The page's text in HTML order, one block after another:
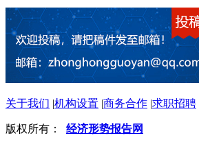
关于我们 |机构设置 |商务合作 |求职招聘
版权所有： 经济形势报告网